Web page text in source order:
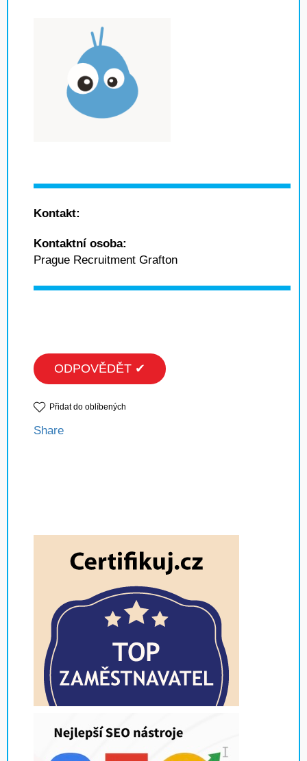
Kontakt:
Kontaktní osoba:
Prague Recruitment Grafton
ODPOVĚDĚT ✔
Přidat do oblíbených
Share